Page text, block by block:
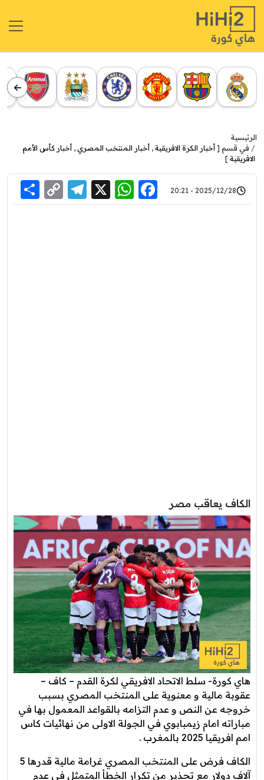
الرئيسية
في قسم [ أخبار الكرة الافريقية , أخبار المنتخب المصري , أخبار كأس الأمم
الافريقية ]
2025/12/28 - 20:21
Facebook
WhatsApp
X
Link
الكاف يعاقب مصر
هاي كورة- سلط الاتحاد الافريقي لكرة القدم – كاف –
عقوبة مالية و معنوية على المنتخب المصري بسبب
خروجه عن النص و عدم التزامه بالقواعد المعمول بها في
مباراته امام زيمبابوي في الجولة الاولى من نهائيات كاس
امم افريقيا 2025 بالمغرب .
الكاف فرض على المنتخب المصري غرامة مالية قدرها 5
آلاف دولار مع تحذير من تكرار الخطأ المتمثل في عدم